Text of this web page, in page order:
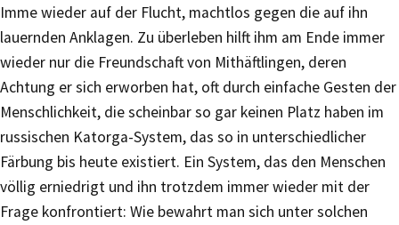
Imme wieder auf der Flucht, machtlos gegen die auf ihn
lauernden Anklagen. Zu überleben hilft ihm am Ende immer
wieder nur die Freundschaft von Mithäftlingen, deren
Achtung er sich erworben hat, oft durch einfache Gesten der
Menschlichkeit, die scheinbar so gar keinen Platz haben im
russischen Katorga-System, das so in unterschiedlicher
Färbung bis heute existiert. Ein System, das den Menschen
völlig erniedrigt und ihn trotzdem immer wieder mit der
Frage konfrontiert: Wie bewahrt man sich unter solchen